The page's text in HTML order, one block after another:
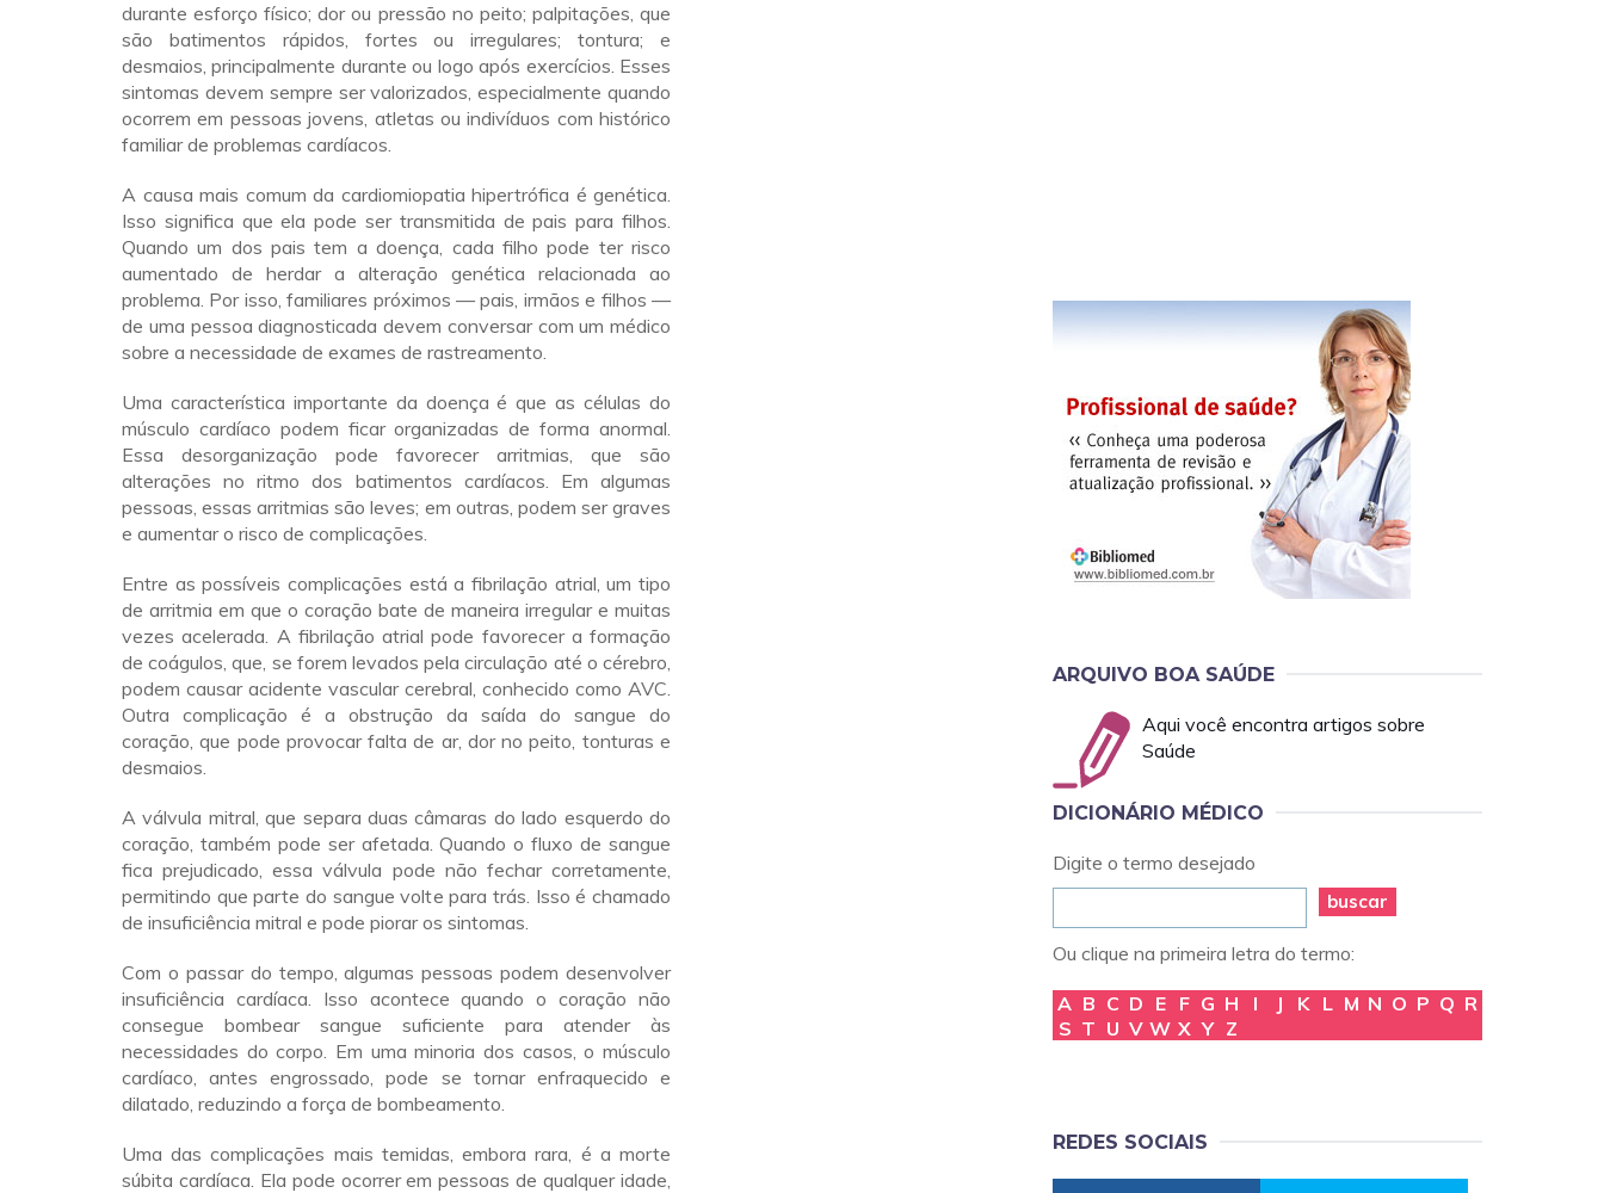
durante esforço físico; dor ou pressão no peito; palpitações, que
são batimentos rápidos, fortes ou irregulares; tontura; e
desmaios, principalmente durante ou logo após exercícios. Esses
sintomas devem sempre ser valorizados, especialmente quando
ocorrem em pessoas jovens, atletas ou indivíduos com histórico
familiar de problemas cardíacos.
A causa mais comum da cardiomiopatia hipertrófica é genética.
Isso significa que ela pode ser transmitida de pais para filhos.
Quando um dos pais tem a doença, cada filho pode ter risco
aumentado de herdar a alteração genética relacionada ao
problema. Por isso, familiares próximos — pais, irmãos e filhos —
de uma pessoa diagnosticada devem conversar com um médico
sobre a necessidade de exames de rastreamento.
Uma característica importante da doença é que as células do
músculo cardíaco podem ficar organizadas de forma anormal.
Essa desorganização pode favorecer arritmias, que são
alterações no ritmo dos batimentos cardíacos. Em algumas
pessoas, essas arritmias são leves; em outras, podem ser graves
e aumentar o risco de complicações.
Entre as possíveis complicações está a fibrilação atrial, um tipo
de arritmia em que o coração bate de maneira irregular e muitas
vezes acelerada. A fibrilação atrial pode favorecer a formação
de coágulos, que, se forem levados pela circulação até o cérebro,
podem causar acidente vascular cerebral, conhecido como AVC.
Outra complicação é a obstrução da saída do sangue do
coração, que pode provocar falta de ar, dor no peito, tonturas e
desmaios.
A válvula mitral, que separa duas câmaras do lado esquerdo do
coração, também pode ser afetada. Quando o fluxo de sangue
fica prejudicado, essa válvula pode não fechar corretamente,
permitindo que parte do sangue volte para trás. Isso é chamado
de insuficiência mitral e pode piorar os sintomas.
Com o passar do tempo, algumas pessoas podem desenvolver
insuficiência cardíaca. Isso acontece quando o coração não
consegue bombear sangue suficiente para atender às
necessidades do corpo. Em uma minoria dos casos, o músculo
cardíaco, antes engrossado, pode se tornar enfraquecido e
dilatado, reduzindo a força de bombeamento.
Uma das complicações mais temidas, embora rara, é a morte
súbita cardíaca. Ela pode ocorrer em pessoas de qualquer idade,
ARQUIVO BOA SAÚDE
Aqui você encontra artigos sobre
Saúde
DICIONÁRIO MÉDICO
Digite o termo desejado
buscar
Ou clique na primeira letra do termo:
A B C D E F G H I J K L M N O P Q R
S T U V W X Y Z
REDES SOCIAIS